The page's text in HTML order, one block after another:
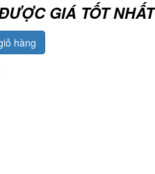
GIÁ TỐT NHẤT
hàng